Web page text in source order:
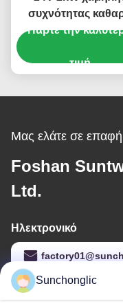
συχνότητας
κυματικό κύμα
μετατροπέας για
δικτύου
Πάρτε την
τιμή
Μας ελάτε σε
Foshan
Ltd.
Ηλεκτρονικό
Sunchonglic